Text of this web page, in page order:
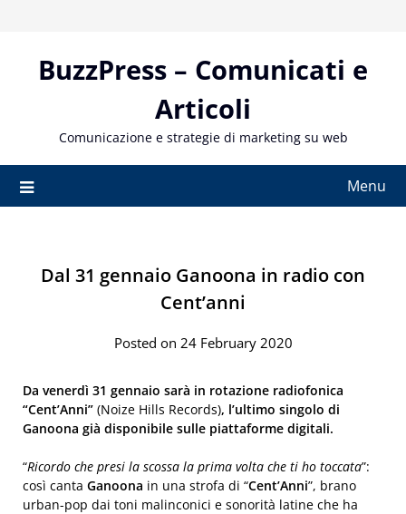
contentBuzzPress – Comunicati e
Articoli
Comunicazione e strategie di marketing su web
Menu
Dal 31 gennaio Ganoona in radio con
Cent’anni
Posted on 24 February 2020
Da venerdì 31 gennaio sarà in rotazione radiofonica
“Cent’Anni” (Noize Hills Records), l’ultimo singolo di
Ganoona già disponibile sulle piattaforme digitali.
“Ricordo che presi la scossa la prima volta che ti ho toccata”:
così canta Ganoona in una strofa di “Cent’Anni”, brano
urban-pop dai toni malinconici e sonorità latine che ha